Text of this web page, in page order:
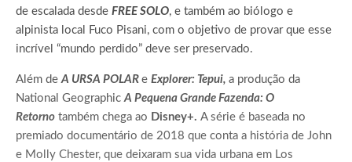
de escalada desde FREE SOLO, e também ao biólogo e
alpinista local Fuco Pisani, com o objetivo de provar que esse
incrível “mundo perdido” deve ser preservado.
Além deA URSA POLAR e Explorer: Tepui, a produção da
National GeographicA Pequena Grande Fazenda: O
Retorno também chega ao Disney+. A série é baseada no
premiado documentário de 2018 que conta a história de John
e Molly Chester, que deixaram sua vida urbana em Los